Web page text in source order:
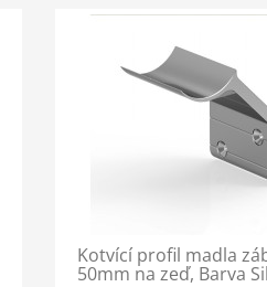
Kotvící profil madla
50mm na zeď, Barva